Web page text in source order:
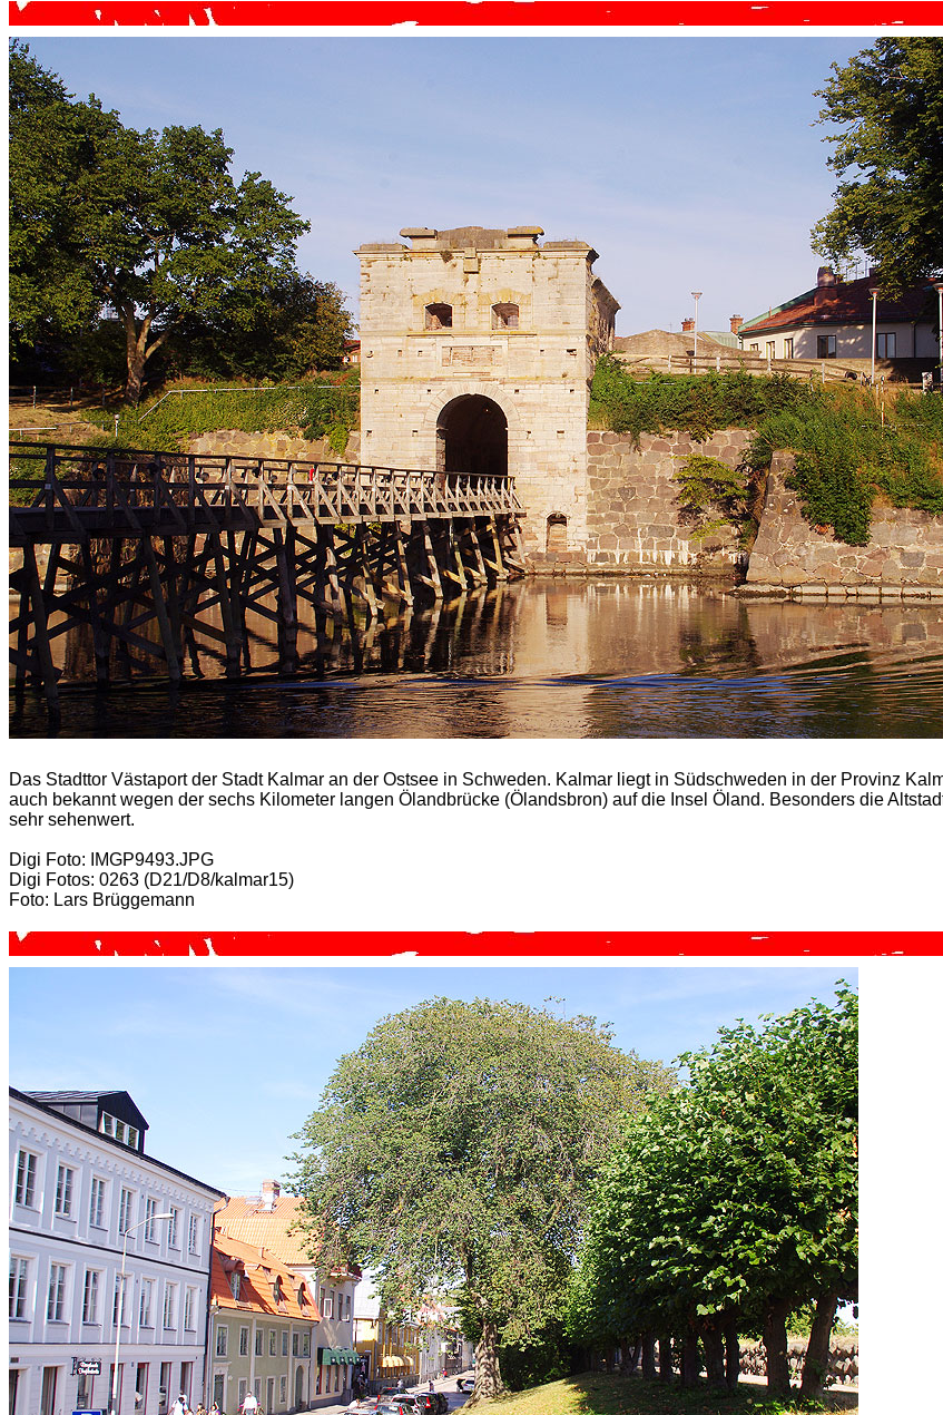
Das Stadttor Västaport der Stadt Kalmar an der Ostsee in Schweden. Kalmar liegt in Südschweden in der Provinz
auch bekannt wegen der sechs Kilometer langen Ölandbrücke (Ölandsbron) auf die Insel Öland. Besonders die
sehr sehenwert.
Digi Foto: IMGP9493.JPG
Digi Fotos: 0263 (D21/D8/kalmar15)
Foto: Lars Brüggemann